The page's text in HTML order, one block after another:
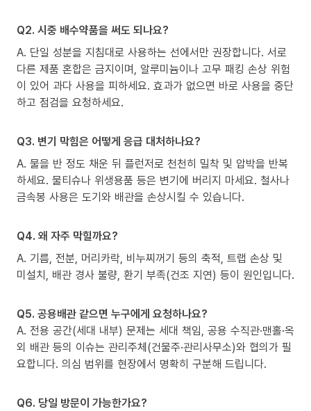
Q2. 시중 배수약품을 써도 되나요?
A. 단일 성분을 지침대로 사용하는 선에서만 권장합니다. 서로
다른 제품 혼합은 금지이며, 알루미늄이나 고무 패킹 손상 위험
이 있어 과다 사용을 피하세요. 효과가 없으면 바로 사용을 중단
하고 점검을 요청하세요.
Q3. 변기 막힘은 어떻게 응급 대처하나요?
A. 물을 반 정도 채운 뒤 플런저로 천천히 밀착 및 압박을 반복
하세요. 물티슈나 위생용품 등은 변기에 버리지 마세요. 철사나
금속봉 사용은 도기와 배관을 손상시킬 수 있습니다.
Q4. 왜 자주 막힐까요?
A. 기름, 전분, 머리카락, 비누찌꺼기 등의 축적, 트랩 손상 및
미설치, 배관 경사 불량, 환기 부족(건조 지연) 등이 원인입니다.
Q5. 공용배관 같으면 누구에게 요청하나요?
A. 전용 공간(세대 내부) 문제는 세대 책임, 공용 수직관·맨홀·옥
외 배관 등의 이슈는 관리주체(건물주·관리사무소)와 협의가 필
요합니다. 의심 범위를 현장에서 명확히 구분해 드립니다.
Q6. 당일 방문이 가능한가요?